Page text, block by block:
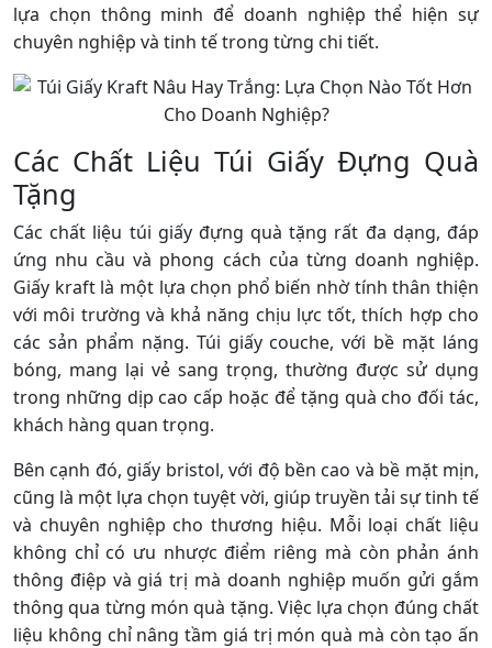
lựa chọn thông minh để doanh nghiệp thể hiện sự
chuyên nghiệp và tinh tế trong từng chi tiết.
Các Chất Liệu Túi Giấy Đựng Quà
Tặng
Các chất liệu túi giấy đựng quà tặng rất đa dạng, đáp
ứng nhu cầu và phong cách của từng doanh nghiệp.
Giấy kraft là một lựa chọn phổ biến nhờ tính thân thiện
với môi trường và khả năng chịu lực tốt, thích hợp cho
các sản phẩm nặng. Túi giấy couche, với bề mặt láng
bóng, mang lại vẻ sang trọng, thường được sử dụng
trong những dịp cao cấp hoặc để tặng quà cho đối tác,
khách hàng quan trọng.
Bên cạnh đó, giấy bristol, với độ bền cao và bề mặt mịn,
cũng là một lựa chọn tuyệt vời, giúp truyền tải sự tinh tế
và chuyên nghiệp cho thương hiệu. Mỗi loại chất liệu
không chỉ có ưu nhược điểm riêng mà còn phản ánh
thông điệp và giá trị mà doanh nghiệp muốn gửi gắm
thông qua từng món quà tặng. Việc lựa chọn đúng chất
liệu không chỉ nâng tầm giá trị món quà mà còn tạo ấn